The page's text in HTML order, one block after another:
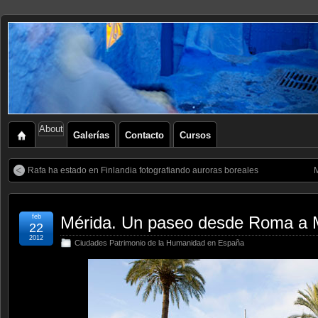
About
Galerías Contacto Cursos
Rafa ha estado en Finlandia fotografiando auroras boreales
Mérida. Un paseo desde Roma a
Ciudades Patrimonio de la Humanidad en España
feb
22
2012